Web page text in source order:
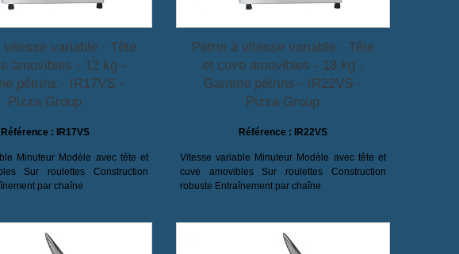
vitesse variable - Tête
amovibles - 12 kg -
pétrins - IR17VS -
Pizza Group
Référence : IR17VS
Minuteur Modèle avec tête et
Sur roulettes Construction
par chaîne
Pétrin à vitesse variable - Tête
et cuve amovibles - 18 kg -
Gamme pétrins - IR22VS -
Pizza Group
Référence : IR22VS
Vitesse variable Minuteur Modèle avec tête et
cuve amovibles Sur roulettes Construction
robuste Entraînement par chaîne